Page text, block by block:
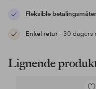
Fleksible betalingsmåter
Enkel retur– 30
Lignende